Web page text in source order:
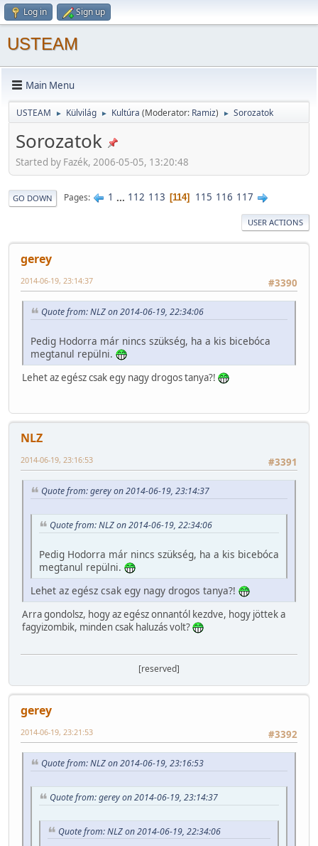
Log in Sign up
USTEAM
Main Menu
USTEAM ► Külvilág ► Kultúra (Moderator: Ramiz) ► Sorozatok
Sorozatok
Started by Fazék, 2006-05-05, 13:20:48
GO DOWN Pages 1 ... 112 113 114 115 116 117
USER ACTIONS
gerey
#3390
2014-06-19, 23:14:37
Quote from: NLZ on 2014-06-19, 22:34:06
Pedig Hodorra már nincs szükség, ha a kis bicebóca
megtanul repülni.
Lehet az egész csak egy nagy drogos tanya?!
NLZ
#3391
2014-06-19, 23:16:53
Quote from: gerey on 2014-06-19, 23:14:37
Quote from: NLZ on 2014-06-19, 22:34:06
Pedig Hodorra már nincs szükség, ha a kis bicebóca
megtanul repülni.
Lehet az egész csak egy nagy drogos tanya?!
Arra gondolsz, hogy az egész onnantól kezdve, hogy jöttek a
fagyizombik, minden csak haluzás volt?
[reserved]
gerey
#3392
2014-06-19, 23:21:53
Quote from: NLZ on 2014-06-19, 23:16:53
Quote from: gerey on 2014-06-19, 23:14:37
Quote from: NLZ on 2014-06-19, 22:34:06